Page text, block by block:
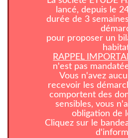
lancé, depuis le
durée de 3
pour proposer un
RAPPEL
n'est pas
Vous n'avez
recevoir les
comportent des
sensibles, vous
obligation de
Cliquez sur le